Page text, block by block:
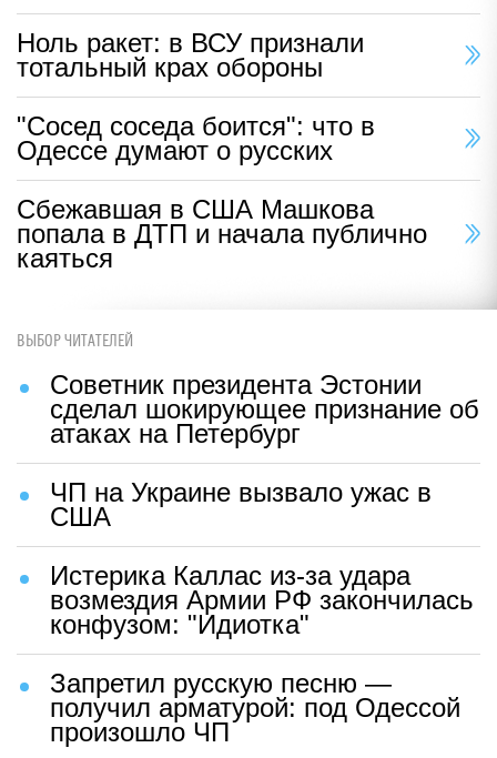
Ноль ракет: в ВСУ признали
тотальный крах обороны
"Сосед соседа боится": что в
Одессе думают о русских
Сбежавшая в США Машкова
попала в ДТП и начала публично
каяться
ВЫБОР ЧИТАТЕЛЕЙ
Советник президента Эстонии
сделал шокирующее признание об
атаках на Петербург
ЧП на Украине вызвало ужас в
США
Истерика Каллас из-за удара
возмездия Армии РФ закончилась
конфузом: "Идиотка"
Запретил русскую песню —
получил арматурой: под Одессой
произошло ЧП